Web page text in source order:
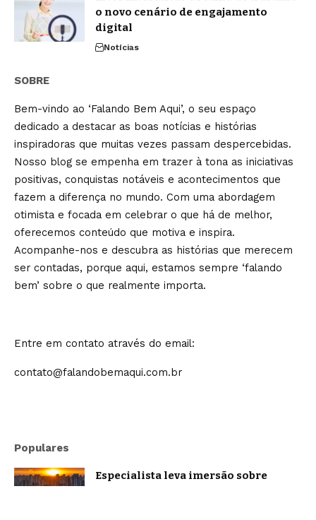
o novo cenário de engajamento
digital
Notícias
SOBRE
Bem-vindo ao ‘Falando Bem Aqui’, o seu espaço
dedicado a destacar as boas notícias e histórias
inspiradoras que muitas vezes passam despercebidas.
Nosso blog se empenha em trazer à tona as iniciativas
positivas, conquistas notáveis e acontecimentos que
fazem a diferença no mundo. Com uma abordagem
otimista e focada em celebrar o que há de melhor,
oferecemos conteúdo que motiva e inspira.
Acompanhe-nos e descubra as histórias que merecem
ser contadas, porque aqui, estamos sempre ‘falando
bem’ sobre o que realmente importa.
Entre em contato através do email:
contato@falandobemaqui.com.br
Populares
Especialista leva imersão sobre